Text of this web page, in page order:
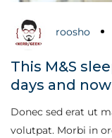
roosho
This M&S
days and
Donec sed erat ut
volutpat. Morbi in